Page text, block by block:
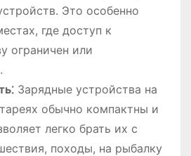
Это особенно
где доступ к
ограничен или
Зарядные устройства на
обычно компактны и
легко брать их с
походы, на рыбалку